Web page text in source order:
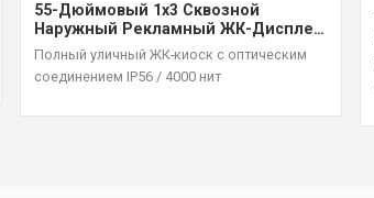
55-Дюймовый 1x3 Сквозной
Наружный Рекламный ЖК-Дисплей
С Высокой Яркостью 4000 Нит
Полный уличный ЖК-киоск с оптическим
соединением IP56 / 4000 нит